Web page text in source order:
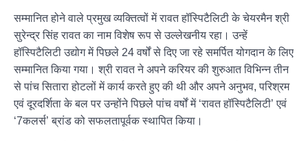
सम्मानित होने वाले प्रमुख व्यक्तित्वों में रावत हॉस्पिटैलिटी के चेयरमैन श्री
सुरेन्द्र सिंह रावत का नाम विशेष रूप से उल्लेखनीय रहा। उन्हें
हॉस्पिटैलिटी उद्योग में पिछले 24 वर्षों से दिए जा रहे समर्पित योगदान के लिए
सम्मानित किया गया। श्री रावत ने अपने करियर की शुरुआत विभिन्न तीन
से पांच सितारा होटलों में कार्य करते हुए की थी और अपने अनुभव, परिश्रम
एवं दूरदर्शिता के बल पर उन्होंने पिछले पांच वर्षों में ‘रावत हॉस्पिटैलिटी’ एवं
‘7कलर्स’ ब्रांड को सफलतापूर्वक स्थापित किया।